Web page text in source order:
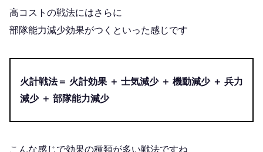
高コストの戦法にはさらに
部隊能力減少効果がつくといった感じです
火計戦法＝ 火計効果 ＋ 士気減少 ＋ 機動減少 ＋ 兵力
減少 ＋ 部隊能力減少
こんな感じで効果の種類が多い戦法ですね